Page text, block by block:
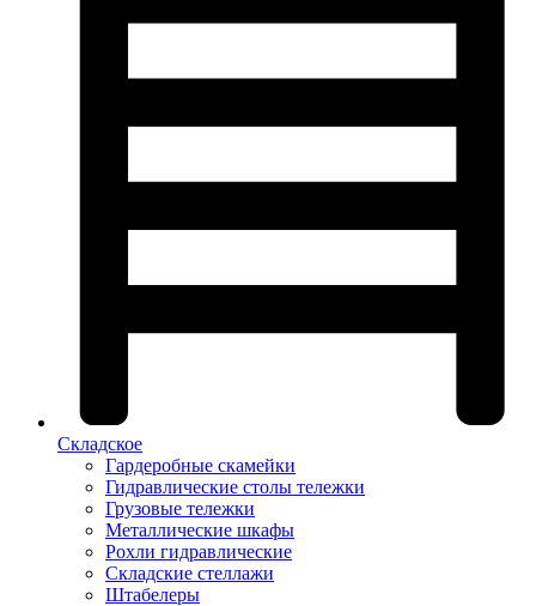
Складское
Гардеробные скамейки
Гидравлические столы тележки
Грузовые тележки
Металлические шкафы
Рохли гидравлические
Складские стеллажи
Штабелеры